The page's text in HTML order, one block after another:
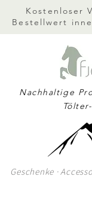
Kostenloser
Bestellwert
Geschenke ·
Nachhaltige